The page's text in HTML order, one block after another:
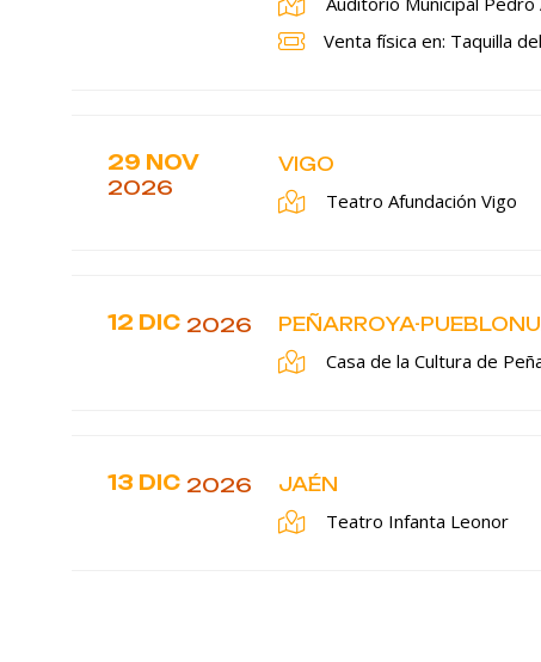
Venta física en: Taquilla
29 NOV
2026
VIGO
Teatro Afundación Vigo
12 DIC 2026 PEÑARROYA-
Casa de la Cultura de
13 DIC 2026 JAÉN
Teatro Infanta Leonor